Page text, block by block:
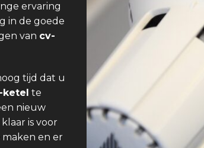
ervaring
in de goede
van cv-
tijd dat u
ketel te
nieuw
is voor
en er